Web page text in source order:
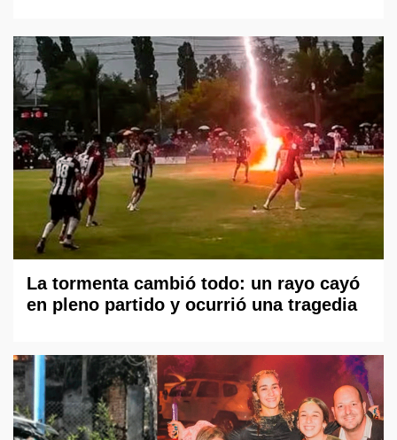
La tormenta cambió todo: un rayo cayó
en pleno partido y ocurrió una tragedia